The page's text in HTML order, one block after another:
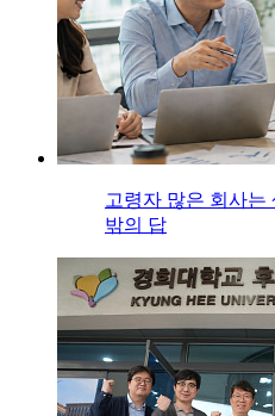
고령자 많은 회사는
밖의 답